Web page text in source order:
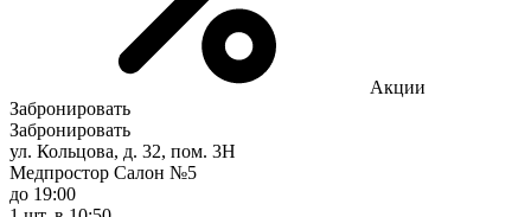
Акции
Забронировать
Забронировать
ул. Кольцова, д. 32, пом. 3Н
Медпростор Салон №5
до 19:00